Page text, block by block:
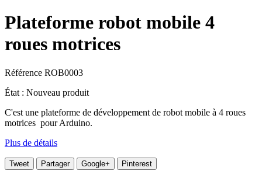
Plateforme robot mobile 4
roues motrices
Référence ROB0003
État : Nouveau produit
C'est une plateforme de développement de robot mobile à 4 roues
motrices pour Arduino.
Plus de détails
Tweet Partager Google+ Pinterest